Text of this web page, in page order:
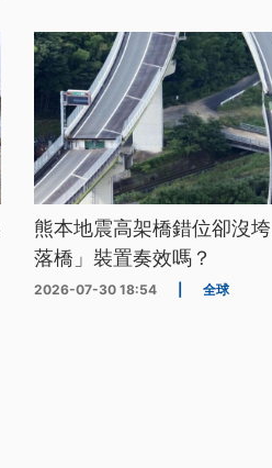
熊本地震高架橋錯位卻沒
落橋」裝置奏效嗎？
2026-07-30 18:54 全球